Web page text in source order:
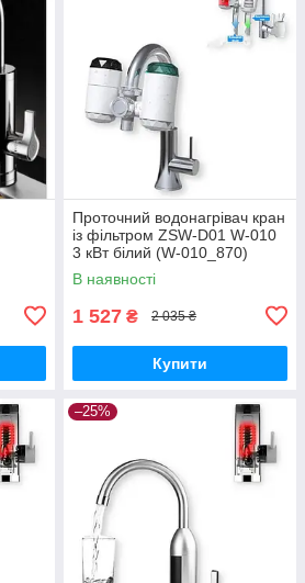
Проточний водонагрівач кран
із фільтром ZSW-D01 W-010
3 кВт білий (W-010_870)
В наявності
1 527 ₴ 2 035 ₴
Купити
–25%